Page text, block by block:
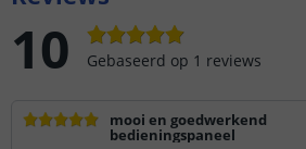
10 Gebaseerd op 1 reviews
mooi en goedwerkend
bedieningspaneel